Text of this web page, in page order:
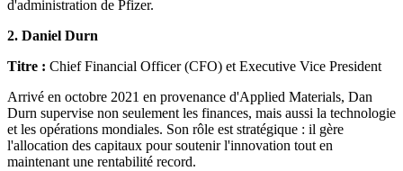
d'administration de Pfizer.
2. Daniel Durn
Titre : Chief Financial Officer (CFO) et Executive Vice President
Arrivé en octobre 2021 en provenance d'Applied Materials, Dan
Durn supervise non seulement les finances, mais aussi la technologie
et les opérations mondiales. Son rôle est stratégique : il gère
l'allocation des capitaux pour soutenir l'innovation tout en
maintenant une rentabilité record.